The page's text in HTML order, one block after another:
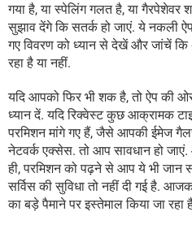
गया है, या स्पेलिंग गलत है, या गैरपेशेवर
सुझाव देंगे कि सतर्क हो जाएं. ये नकली
गए विवरण को ध्यान से देखें और जांचें
रहा है या नहीं.
यदि आपको फिर भी शक है, तो ऐप की
ध्यान दें. यदि रिक्वेस्ट कुछ आक्रामक
परमिशन मांगे गए हैं, जैसे आपकी ईमेज
नेटवर्क एक्सेस. तो आप सावधान हो
ही, परमिशन को पढ़ने से आप ये भी
सर्विस की सुविधा तो नहीं दी गई है.
का बड़े पैमाने पर इस्तेमाल किया जा रहा